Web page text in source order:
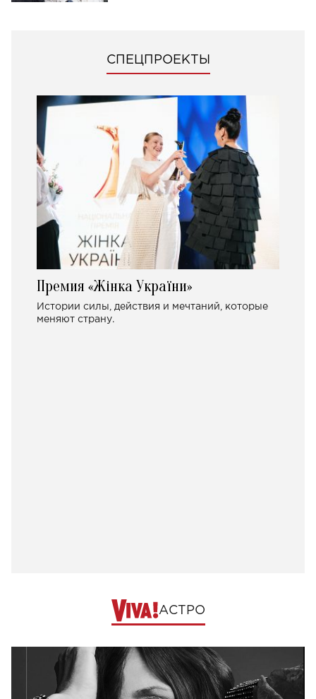
СПЕЦПРОЕКТЫ
Премия «Жінка України»
Истории силы, действия и мечтаний, которые
меняют страну.
АСТРО